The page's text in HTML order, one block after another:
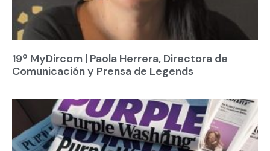
19º MyDircom | Paola Herrera, Directora de
Comunicación y Prensa de Legends